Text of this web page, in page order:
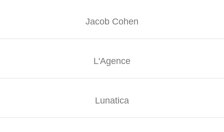
Jacob Cohen
L'Agence
Lunatica